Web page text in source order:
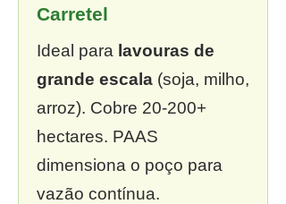
Carretel
Ideal para lavouras de
grande escala (soja, milho,
arroz). Cobre 20-200+
hectares. PAAS
dimensiona o poço para
vazão contínua.